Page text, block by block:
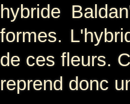
hybride
formes.
de ces fleurs.
reprend donc